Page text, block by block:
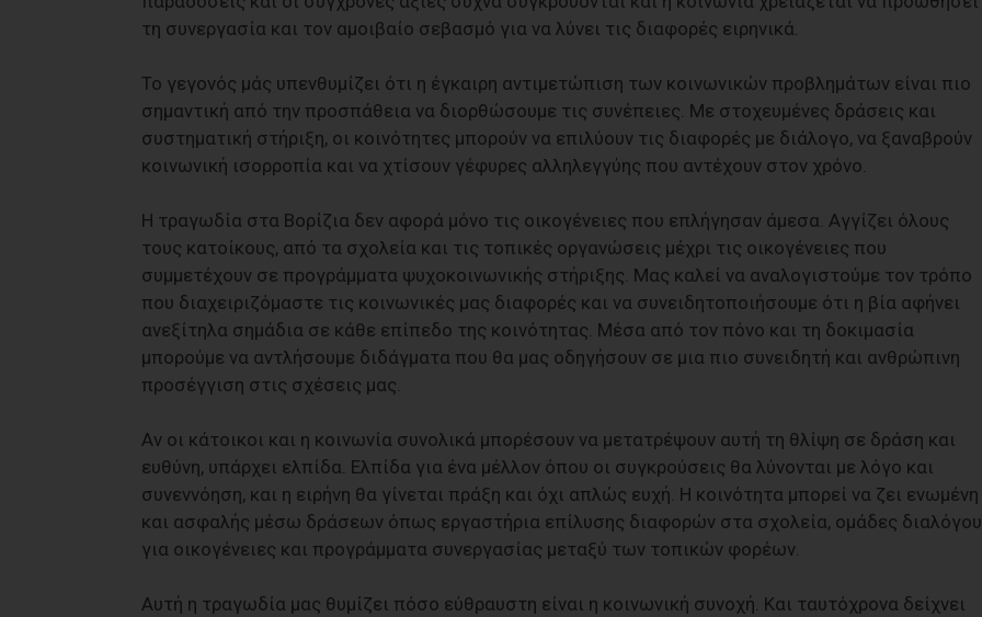
τη συνεργασία και τον αμοιβαίο σεβασμό για να λύνει τις διαφορές ειρηνικά.
Το γεγονός μάς υπενθυμίζει ότι η έγκαιρη αντιμετώπιση των κοινωνικών προβλημάτων είναι πιο
σημαντική από την προσπάθεια να διορθώσουμε τις συνέπειες. Με στοχευμένες δράσεις και
συστηματική στήριξη, οι κοινότητες μπορούν να επιλύουν τις διαφορές με διάλογο, να ξαναβρούν
κοινωνική ισορροπία και να χτίσουν γέφυρες αλληλεγγύης που αντέχουν στον χρόνο.
Η τραγωδία στα Βορίζια δεν αφορά μόνο τις οικογένειες που επλήγησαν άμεσα. Αγγίζει όλους
τους κατοίκους, από τα σχολεία και τις τοπικές οργανώσεις μέχρι τις οικογένειες που
συμμετέχουν σε προγράμματα ψυχοκοινωνικής στήριξης. Μας καλεί να αναλογιστούμε τον τρόπο
που διαχειριζόμαστε τις κοινωνικές μας διαφορές και να συνειδητοποιήσουμε ότι η βία αφήνει
ανεξίτηλα σημάδια σε κάθε επίπεδο της κοινότητας. Μέσα από τον πόνο και τη δοκιμασία
μπορούμε να αντλήσουμε διδάγματα που θα μας οδηγήσουν σε μια πιο συνειδητή και ανθρώπινη
προσέγγιση στις σχέσεις μας.
Αν οι κάτοικοι και η κοινωνία συνολικά μπορέσουν να μετατρέψουν αυτή τη θλίψη σε δράση και
ευθύνη, υπάρχει ελπίδα. Ελπίδα για ένα μέλλον όπου οι συγκρούσεις θα λύνονται με λόγο και
συνεννόηση, και η ειρήνη θα γίνεται πράξη και όχι απλώς ευχή. Η κοινότητα μπορεί να ζει ενωμένη
και ασφαλής μέσω δράσεων όπως εργαστήρια επίλυσης διαφορών στα σχολεία, ομάδες διαλόγου
για οικογένειες και προγράμματα συνεργασίας μεταξύ των τοπικών φορέων.
Αυτή η τραγωδία μας θυμίζει πόσο εύθραυστη είναι η κοινωνική συνοχή. Και ταυτόχρονα δείχνει